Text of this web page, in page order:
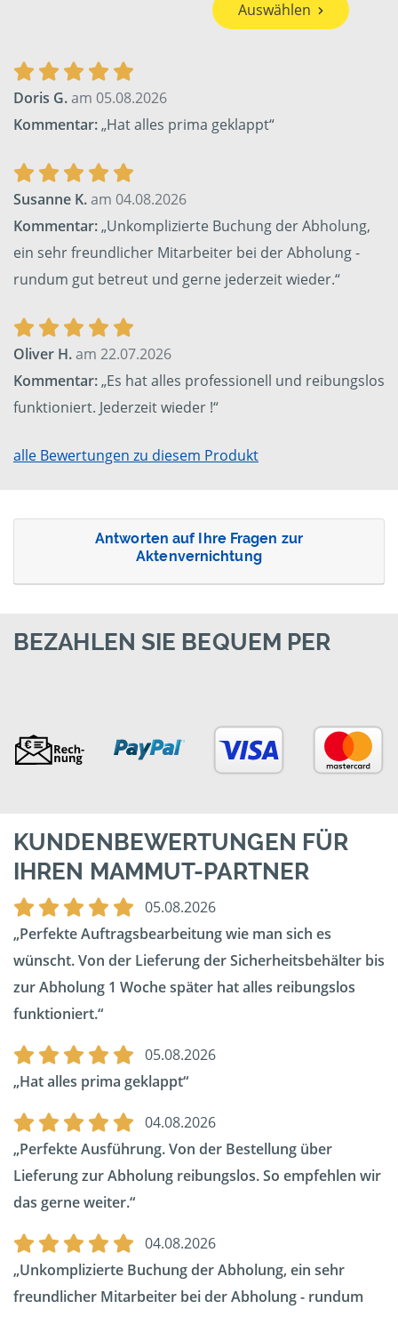
Auswählen
Doris G.am 05.08.2026
Kommentar:„Hat alles prima geklappt“
Susanne K.am 04.08.2026
Kommentar:„Unkomplizierte Buchung der Abholung,
ein sehr freundlicher Mitarbeiter bei der Abholung -
rundum gut betreut und gerne jederzeit wieder.“
Oliver H.am 22.07.2026
Kommentar:„Es hat alles professionell und reibungslos
funktioniert. Jederzeit wieder !“
alle Bewertungen zu diesem Produkt
Antworten auf Ihre Fragen zur
Aktenvernichtung
BEZAHLEN SIE BEQUEM PER
KUNDENBEWERTUNGEN FÜR
IHREN MAMMUT-PARTNER
05.08.2026
Perfekte Auftragsbearbeitung wie man sich es
wünscht. Von der Lieferung der Sicherheitsbehälter bis
zur Abholung 1 Woche später hat alles reibungslos
funktioniert.
05.08.2026
Hat alles prima geklappt
04.08.2026
Perfekte Ausführung. Von der Bestellung über
Lieferung zur Abholung reibungslos. So empfehlen wir
das gerne weiter.
04.08.2026
Unkomplizierte Buchung der Abholung, ein sehr
freundlicher Mitarbeiter bei der Abholung - rundum